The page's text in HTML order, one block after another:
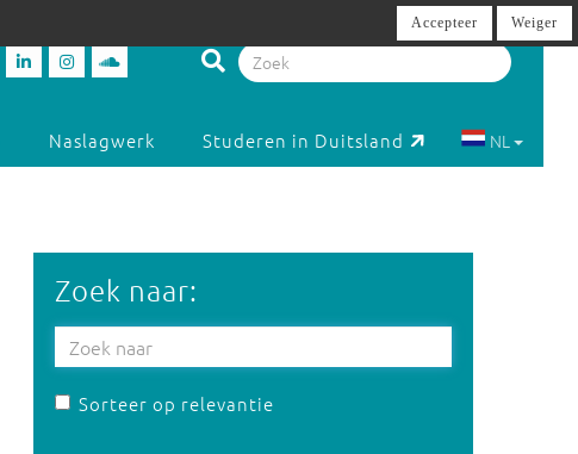
Naslagwerk Studeren in Duitsland NL
Zoek naar:
Sorteer op relevantie
Accepteer Weiger